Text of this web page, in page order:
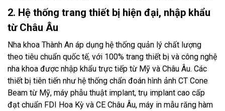
2. Hệ thống trang thiết bị hiện đại, nhập khẩu
từ Châu Âu
Nha khoa Thành An áp dụng hệ thống quản lý chất lượng
theo tiêu chuẩn quốc tế, với 100% trang thiết bị và công nghệ
nha khoa được nhập khẩu trực tiếp từ Mỹ và Châu Âu. Các
thiết bị tiên tiến như hệ thống chẩn đoán hình ảnh CT Cone
Beam từ Mỹ, máy phẫu thuật implant, trụ implant cao cấp
đạt chuẩn FDI Hoa Kỳ và CE Châu Âu, máy in mẫu răng hàm